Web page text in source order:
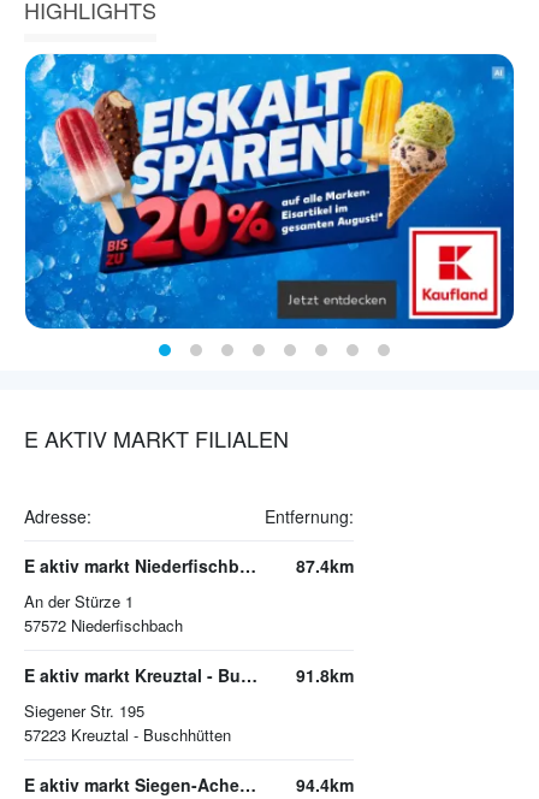
HIGHLIGHTS
E AKTIV MARKT FILIALEN
Adresse: Entfernung:
E aktiv markt Niederfischbach
An der Stürze 1
57572 Niederfischbach
87.4km
E aktiv markt Kreuztal - Buschhütten
Siegener Str. 195
57223 Kreuztal - Buschhütten
91.8km
E aktiv markt Siegen-Achenbach 94.4km